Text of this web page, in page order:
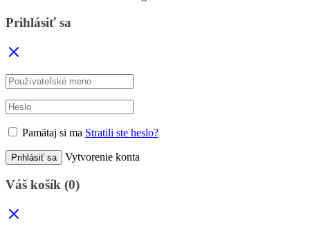
Prihlásiť sa
Pamätaj si ma Stratili ste heslo?
Prihlásiť sa Vytvorenie konta
Váš košík (0)